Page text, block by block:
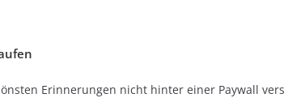
Erinnerungen nicht hinter einer Paywall